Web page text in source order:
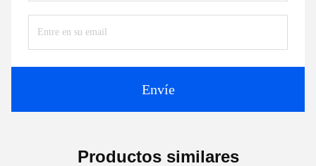
Envíe
Productos similares